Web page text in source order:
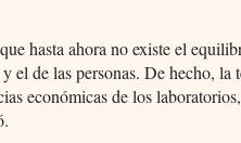
hasta ahora no existe el
el de las personas. De hecho, la
económicas de los